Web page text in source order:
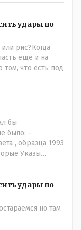
которые
он бежал и
360 градусов,
ты же там сам
работаешь.. Это
мы, они
удары по
рис?Когда
еще и на
что есть под
бы
было: -
, образца 1993
Указы
и перевыборов и
и тогда
бунтарский
знакомо -
-
Председатель
и причём
удары по
но там